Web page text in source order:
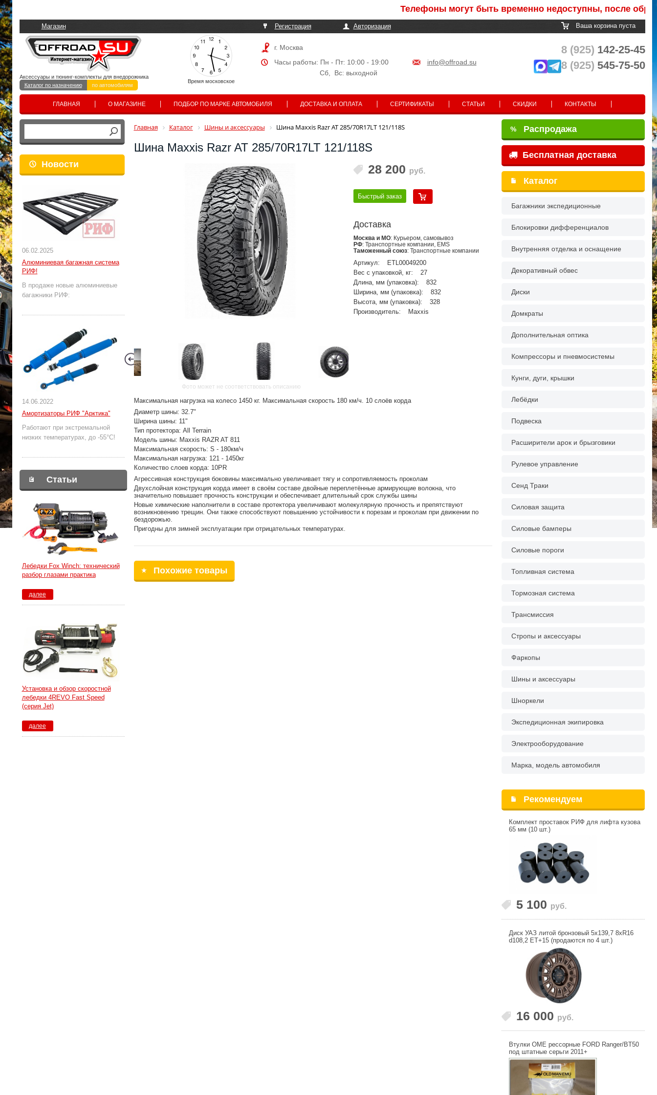
Телефоны могут быть временно недоступны, после
Магазин Регистрация Авторизация Ваша корзина пуста
Время московское
Аксессуары и тюнинг-комплекты для внедорожника
Каталог по назначению
по автомобилям
г. Москва
Часы работы: Пн - Пт: 10:00 - 19:00
info@offroad.su
Сб, Вс: выходной
8 (925) 142-25-45
8 (925) 545-75-50
ГЛАВНАЯ О МАГАЗИНЕ ПОДБОР ПО МАРКЕ АВТОМОБИЛЯ ДОСТАВКА И ОПЛАТА СЕРТИФИКАТЫ СТАТЬИ СКИДКИ КОНТАКТЫ
Новости
06.02.2025
Алюминиевая багажная система
РИФ!
В продаже новые алюминиевые
багажники РИФ:
14.06.2022
Амортизаторы РИФ "Арктика"
Работают при экстремальной
низких температурах, до -55°С!
Статьи
Лебедки Fox Winch: технический
разбор глазами практика
далее
Установка и обзор скоростной
лебедки 4REVO Fast Speed
(серия Jet)
далее
Главная Каталог Шины и аксессуары Шина Maxxis Razr AT 285/70R17LT 121/118S
Шина Maxxis Razr AT 285/70R17LT 121/118S
Фото может не соответствовать описанию
28 200 руб.
Быстрый заказ
Доставка
Москва и МО: Курьером, самовывоз
РФ: Транспортные компании, EMS
Таможенный союз: Транспортные компании
Артикул:
ETL00049200
Вес с упаковкой, кг:
27
Длина, мм (упаковка):
832
Ширина, мм (упаковка):
832
Высота, мм (упаковка):
328
Производитель:
Maxxis
Максимальная нагрузка на колесо 1450 кг. Максимальная скорость 180 км/ч. 10 слоёв корда
Диаметр шины: 32.7"
Ширина шины: 11"
Тип протектора: All Terrain
Модель шины: Maxxis RAZR AT 811
Максимальная скорость: S - 180км/ч
Максимальная нагрузка: 121 - 1450кг
Количество слоев корда: 10PR
Агрессивная конструкция боковины максимально увеличивает тягу и сопротивляемость проколам
Двухслойная конструкция корда имеет в своём составе двойные переплетённые армирующие волокна, что
значительно повышает прочность конструкции и обеспечивает длительный срок службы шины
Новые химические наполнители в составе протектора увеличивают молекулярную прочность и препятствуют
возникновению трещин. Они также способствуют повышению устойчивости к порезам и проколам при движении по
бездорожью.
Пригодны для зимней эксплуатации при отрицательных температурах.
Похожие товары
% Распродажа
Бесплатная доставка
Каталог
Багажники экспедиционные
Блокировки дифференциалов
Внутренняя отделка и оснащение
Декоративный обвес
Диски
Домкраты
Дополнительная оптика
Компрессоры и пневмосистемы
Кунги, дуги, крышки
Лебёдки
Подвеска
Расширители арок и брызговики
Рулевое управление
Сенд Траки
Силовая защита
Силовые бамперы
Силовые пороги
Топливная система
Тормозная система
Трансмиссия
Стропы и аксессуары
Фаркопы
Шины и аксессуары
Шноркели
Экспедиционная экипировка
Электрооборудование
Марка, модель автомобиля
Рекомендуем
Комплект проставок РИФ для лифта кузова
65 мм (10 шт.)
5 100 руб.
Диск УАЗ литой бронзовый 5x139,7 8xR16
d108,2 ET+15 (продаются по 4 шт.)
16 000 руб.
Втулки OME рессорные FORD Ranger/BT50
под штатные серьги 2011+